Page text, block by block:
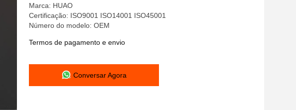
Marca: HUAO
Certificação: ISO9001 ISO14001 ISO45001
Número do modelo: OEM
Termos de pagamento e envio
Conversar Agora